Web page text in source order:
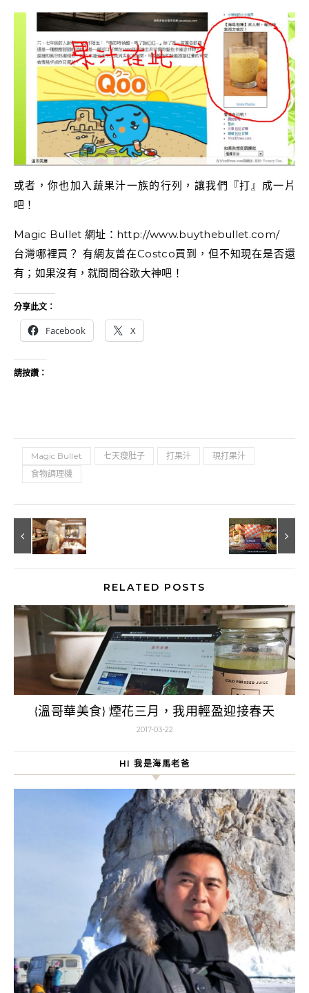
或者，你也加入蔬果汁一族的行列，讓我們『打』成一片
吧！
Magic Bullet 網址：http://www.buythebullet.com/
台灣哪裡買？ 有網友曾在Costco買到，但不知現在是否還
有；如果沒有，就問問谷歌大神吧！
分享此文：
Facebook X
請按讚：
Magic Bullet 七天瘦肚子 打果汁
現打果汁
食物調理機
RELATED POSTS
{溫哥華美食} 煙花三月，我用輕盈迎接春天
2017-03-22
HI 我是海馬老爸